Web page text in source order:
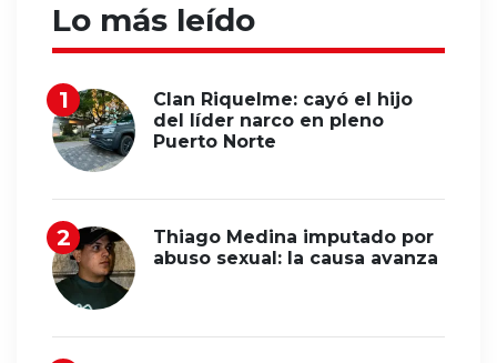
Lo más leído
Clan Riquelme: cayó el hijo
del líder narco en pleno
Puerto Norte
Thiago Medina imputado por
abuso sexual: la causa avanza